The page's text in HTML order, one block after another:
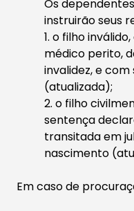
Os
instruirão seus
1. o filho
médico perito,
invalidez, e
(atualizada);
2. o filho
sentença
transitada em
nascimento
Em caso de